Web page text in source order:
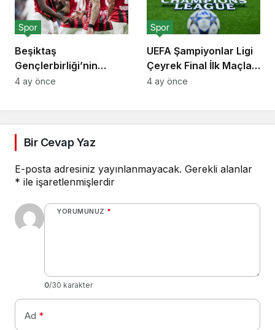
Beşiktaş
Gençlerbirliği’nin
İtalyan Futbolcusu
Spor
4 ay önce
UEFA Şampiyonlar Ligi
Çeyrek Final İlk Maçları
7 Nisan’da Başlıyor
Spor
4 ay önce
Bir Cevap Yaz
E-posta adresiniz yayınlanmayacak. Gerekli alanlar
* ile işaretlenmişlerdir
YORUMUNUZ *
0/30 karakter
Ad *